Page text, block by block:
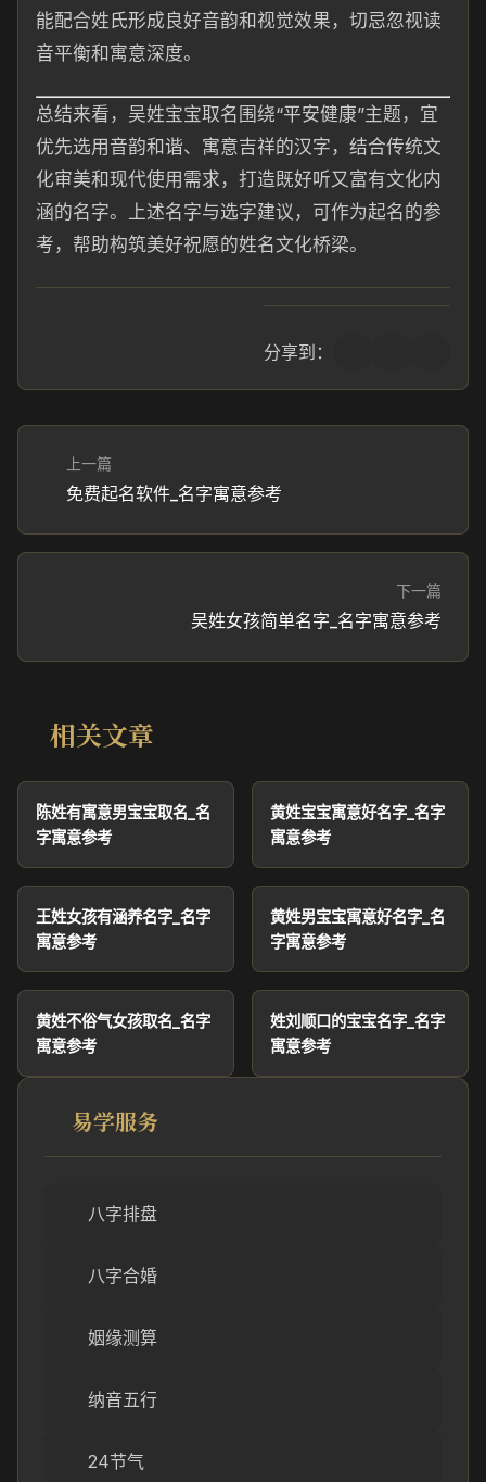
能配合姓氏形成良好音韵和视觉效果，切忌忽视读
音平衡和寓意深度。
总结来看，吴姓宝宝取名围绕“平安健康”主题，宜
优先选用音韵和谐、寓意吉祥的汉字，结合传统文
化审美和现代使用需求，打造既好听又富有文化内
涵的名字。上述名字与选字建议，可作为起名的参
考，帮助构筑美好祝愿的姓名文化桥梁。
分享到：
上一篇
免费起名软件_名字寓意参考
下一篇
吴姓女孩简单名字_名字寓意参考
相关文章
陈姓有寓意男宝宝取名_名
字寓意参考
黄姓宝宝寓意好名字_名字
寓意参考
王姓女孩有涵养名字_名字
寓意参考
黄姓男宝宝寓意好名字_名
字寓意参考
黄姓不俗气女孩取名_名字
寓意参考
姓刘顺口的宝宝名字_名字
寓意参考
易学服务
八字排盘
八字合婚
姻缘测算
纳音五行
24节气